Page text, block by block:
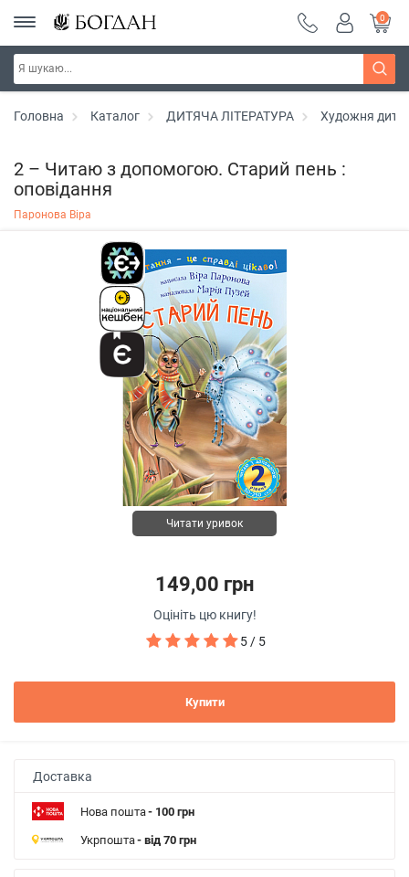
0
Головна Каталог ДИТЯЧА ЛІТЕРАТУРА Художня
2 – Читаю з допомогою. Старий пень :
оповідання
Паронова Віра
Читати уривок
149,00 грн
Оцініть цю книгу!
5 / 5
Купити
Доставка
Нова пошта- 100 грн
Укрпошта- від 70 грн